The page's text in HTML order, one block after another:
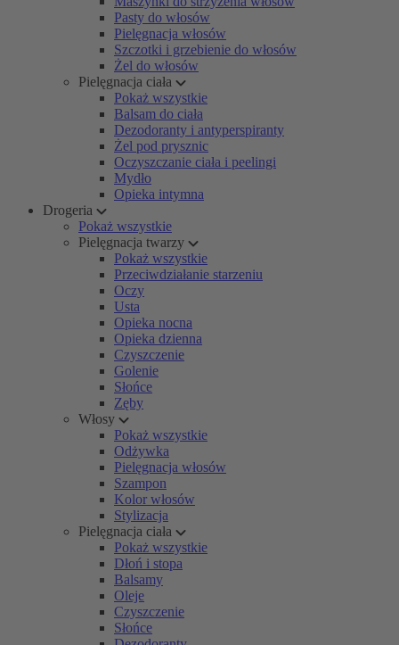
Pasty do włosów
Pielęgnacja włosów
Szczotki i grzebienie do włosów
Żel do włosów
Pielęgnacja ciała
Pokaż wszystkie
Balsam do ciała
Dezodoranty i antyperspiranty
Żel pod prysznic
Oczyszczanie ciała i peelingi
Mydło
Opieka intymna
Drogeria
Pokaż wszystkie
Pielęgnacja twarzy
Pokaż wszystkie
Przeciwdziałanie starzeniu
Oczy
Usta
Opieka nocna
Opieka dzienna
Czyszczenie
Golenie
Słońce
Zęby
Włosy
Pokaż wszystkie
Odżywka
Pielęgnacja włosów
Szampon
Kolor włosów
Stylizacja
Pielęgnacja ciała
Pokaż wszystkie
Dłoń i stopa
Balsamy
Oleje
Czyszczenie
Słońce